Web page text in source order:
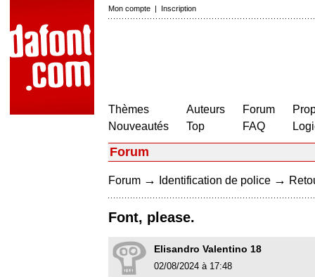
Mon compte | Inscription
Thèmes
Nouveautés
Auteurs
Top
Forum
FAQ
Forum
Forum → Identification de police →
Font, please.
Elisandro Valentino 18
02/08/2024 à 17:48